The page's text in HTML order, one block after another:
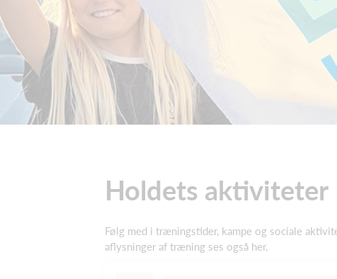
Holdets aktiviteter
Følg med i træningstider, kampe og sociale
aflysninger af træning ses også her.